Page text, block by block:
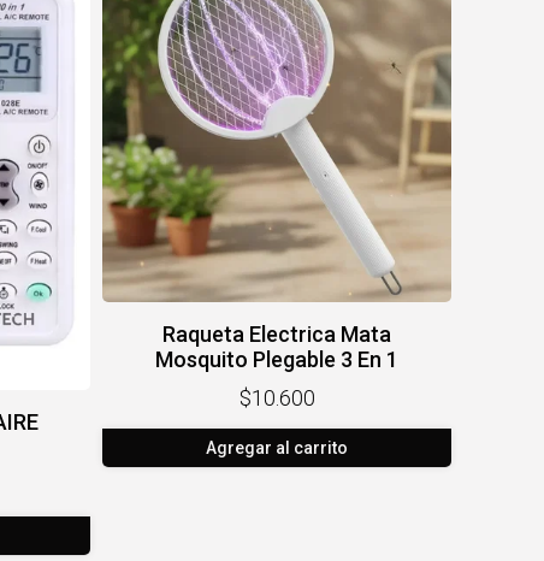
Raqueta Electrica Mata
Mosquito Plegable 3 En 1
$10.600
Agregar al carrito